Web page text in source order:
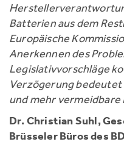
Batterien aus dem
Europäische
Anerkennen des
Legislativvorschläge
Verzögerung
und mehr vermeidbare
Dr. Christian Suhl,
Brüsseler Büros des